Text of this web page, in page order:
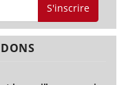
S'inscrire